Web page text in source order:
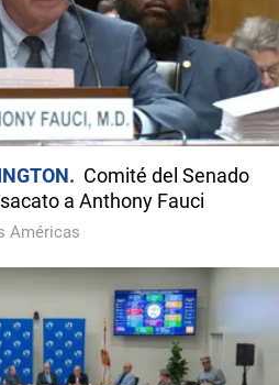
Comité del Senado
a Anthony Fauci
Américas